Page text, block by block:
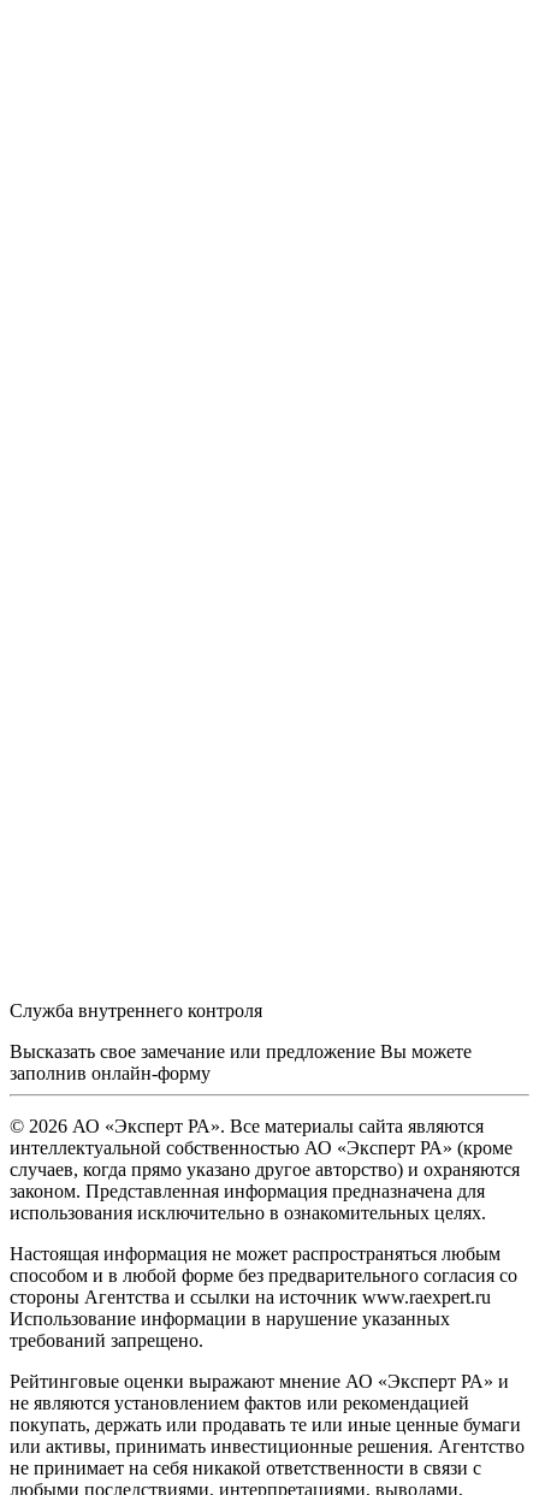
Служба внутреннего контроля
Высказать свое замечание или предложение Вы можете
заполнив онлайн-форму
© 2026 АО «Эксперт РА». Все материалы сайта являются
интеллектуальной собственностью АО «Эксперт РА» (кроме
случаев, когда прямо указано другое авторство) и охраняются
законом. Представленная информация предназначена для
использования исключительно в ознакомительных целях.
Настоящая информация не может распространяться любым
способом и в любой форме без предварительного согласия со
стороны Агентства и ссылки на источник www.raexpert.ru
Использование информации в нарушение указанных
требований запрещено.
Рейтинговые оценки выражают мнение АО «Эксперт РА» и
не являются установлением фактов или рекомендацией
покупать, держать или продавать те или иные ценные бумаги
или активы, принимать инвестиционные решения. Агентство
не принимает на себя никакой ответственности в связи с
любыми последствиями, интерпретациями, выводами,